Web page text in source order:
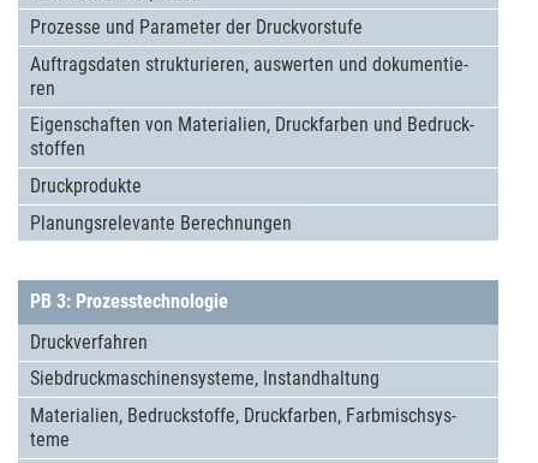
Pro­zesse und Para­me­ter der Druckvor­stufe
Auf­tragsda­ten strukturie­ren, aus­wer­ten und dokumen­tie­
ren
Eigenschaf­ten von Mate­rialien, Druckfar­ben und Bedruck­
stoffen
Druck­pro­dukte
Pla­nungsre­levante Berech­nun­gen
PB 3: Prozesstechnologie
Druckver­fah­ren
Sieb­druck­ma­schi­nen­sys­teme, Instandhal­tung
Mate­rialien, Bedruck­stoffe, Druckfar­ben, Farbmischsys­
teme